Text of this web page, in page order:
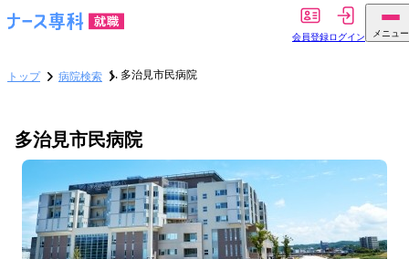
会員登録ログイン メニュー
トップ 病院検索 多治見市民病院
多治見市民病院